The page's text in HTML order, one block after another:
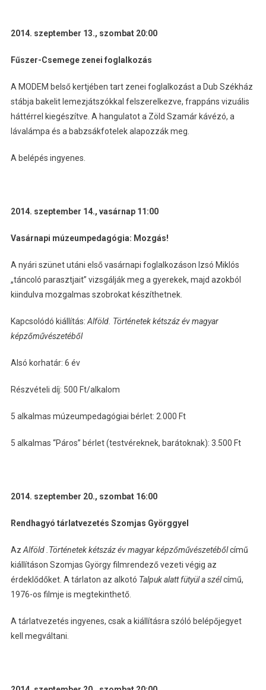
2014. szeptember 13., szombat 20:00
Fűszer-Csemege zenei foglalkozás
A MODEM belső kertjében tart zenei foglalkozást a Dub Székház
stábja bakelit lemezjátszókkal felszerelkezve, frappáns vizuális
háttérrel kiegészítve. A hangulatot a Zöld Szamár kávézó, a
lávalámpa és a babzsákfotelek alapozzák meg.
A belépés ingyenes.
2014. szeptember 14., vasárnap 11:00
Vasárnapi múzeumpedagógia: Mozgás!
A nyári szünet utáni első vasárnapi foglalkozáson Izsó Miklós
„táncoló parasztjait” vizsgálják meg a gyerekek, majd azokból
kiindulva mozgalmas szobrokat készíthetnek.
Kapcsolódó kiállítás:Alföld. Történetek kétszáz év magyar
képzőművészetéből
Alsó korhatár: 6 év
Részvételi díj: 500 Ft/alkalom
5 alkalmas múzeumpedagógiai bérlet: 2.000 Ft
5 alkalmas “Páros” bérlet (testvéreknek, barátoknak): 3.500 Ft
2014. szeptember 20., szombat 16:00
Rendhagyó tárlatvezetés Szomjas Györggyel
AzAlföld .Történetek kétszáz év magyar képzőművészetébőlcímű
kiállításon Szomjas György filmrendező vezeti végig az
érdeklődőket. A tárlaton az alkotó Talpuk alatt fütyül a szélcímű,
1976-os filmje is megtekinthető.
A tárlatvezetés ingyenes, csak a kiállításra szóló belépőjegyet
kell megváltani.